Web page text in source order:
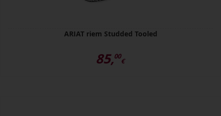
ARIAT riem Studded Tooled
85,00
€